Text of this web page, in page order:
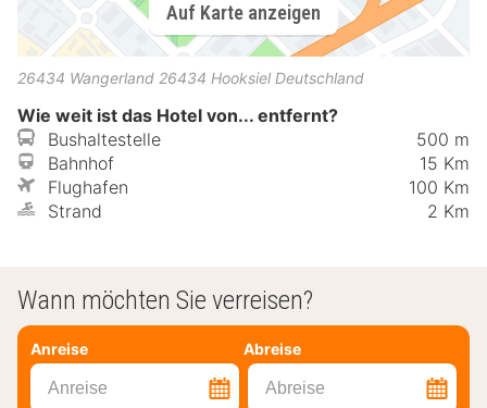
Auf Karte anzeigen
26434 Wangerland 26434 Hooksiel Deutschland
Wie weit ist das Hotel von... entfernt?
Bushaltestelle
500 m
Bahnhof
15 Km
Flughafen
100 Km
Strand
2 Km
Wann möchten Sie verreisen?
Anreise Abreise
Anreise Abreise